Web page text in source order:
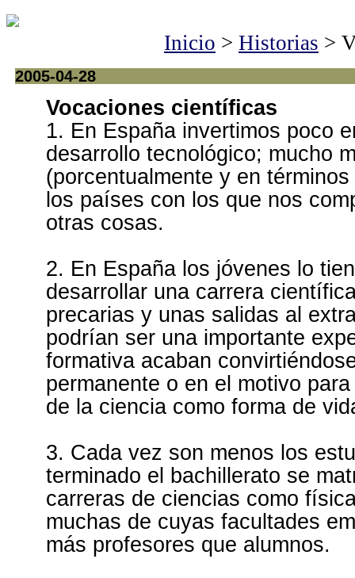
Inicio > Historias >
2005-04-28
Vocaciones científicas
1. En España invertimos poco
desarrollo tecnológico; mucho
(porcentualmente y en
los países con los que nos
otras cosas.
2. En España los jóvenes lo
desarrollar una carrera
precarias y unas salidas al
podrían ser una importante
formativa acaban
permanente o en el motivo
de la ciencia como forma de
3. Cada vez son menos los
terminado el bachillerato se
carreras de ciencias como
muchas de cuyas facultades
más profesores que alumnos.